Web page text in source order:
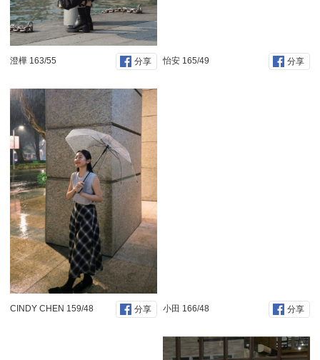
澄樺 163/55 分享 怡安 165/49 分享
CINDY CHEN 159/48 分享 小田 166/48 分享